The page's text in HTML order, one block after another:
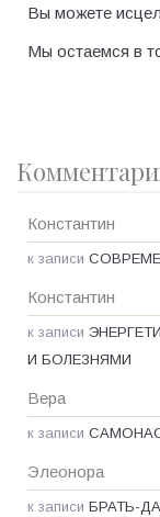
Вы можете
Мы остаемся в
Константин
к записи
Константин
к записи
И БОЛЕЗНЯМИ
Вера
к записи
Элеонора
к записи БРАТЬ-